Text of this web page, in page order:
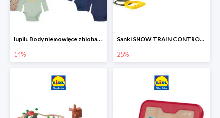
lupilu Body niemowlęce z biobawełny
14%
Sanki SNOW TRAIN CONTROL -25%
25%